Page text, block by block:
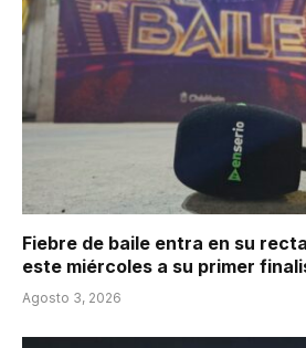
Fiebre de baile entra en su
este miércoles a su primer
Agosto 3, 2026